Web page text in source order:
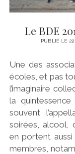
Le BDE
PUBLIÉ LE 22
Une des
écoles, et pas
l’imaginaire
la
souvent
soirées, alcool,
en portent
membres,